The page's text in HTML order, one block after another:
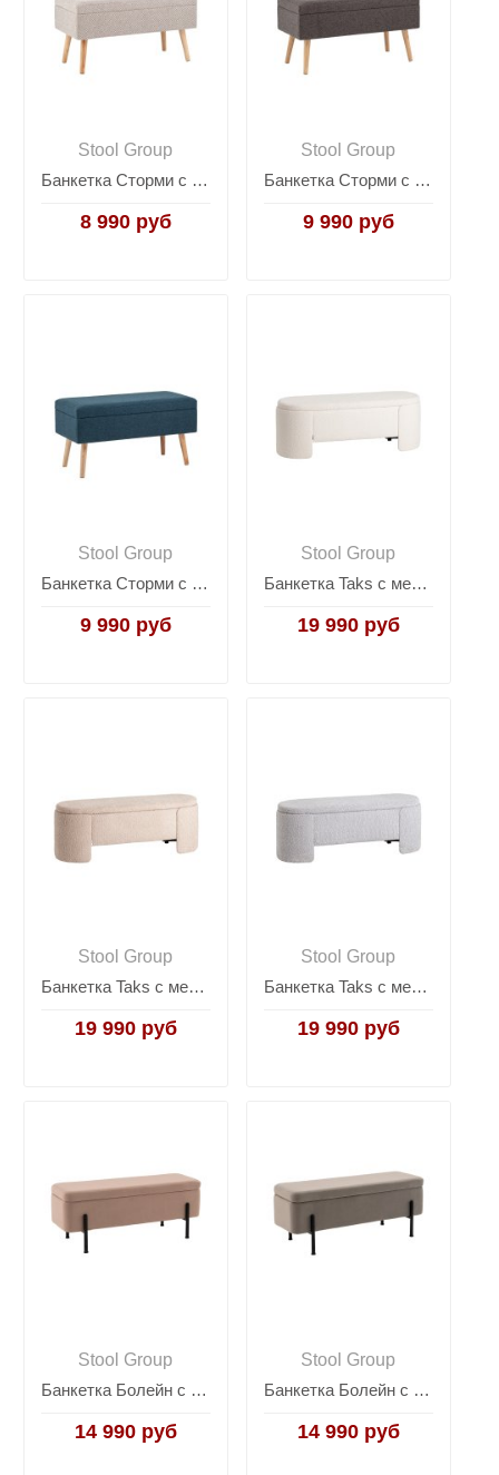
Stool Group
Банкетка Сторми с ящиком серый
8 990 руб
Stool Group
Банкетка Сторми с ящиком темно-серый
9 990 руб
Stool Group
Банкетка Сторми с ящиком темно-синий
9 990 руб
Stool Group
Банкетка Taks с местом для хранения букле белый
19 990 руб
Stool Group
Банкетка Taks с местом для хранения букле капучино
19 990 руб
Stool Group
Банкетка Taks с местом для хранения букле светло-серый
19 990 руб
Stool Group
Банкетка Болейн с ящиком велюр бежевый черные ножки
14 990 руб
Stool Group
Банкетка Болейн с ящиком велюр серый черные ножки
14 990 руб